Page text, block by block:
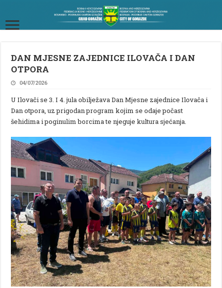
DAN MJESNE ZAJEDNICE ILOVAČA I DAN
OTPORA
04/07/2026
U Ilovači se 3. I 4. jula obilježava Dan Mjesne zajednice Ilovača i
Dan otpora, uz prigodan program kojim se odaje počast
šehidima i poginulim borcima te njeguje kultura sjećanja.